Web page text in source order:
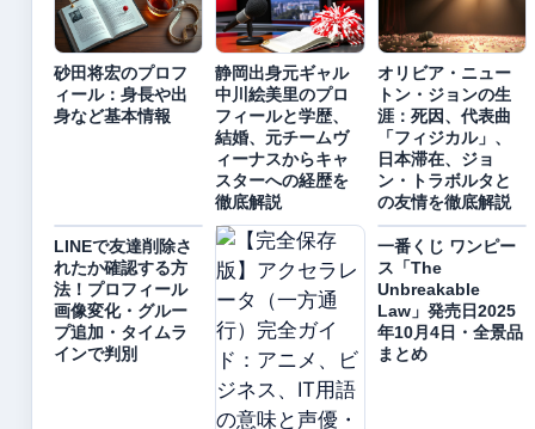
砂田将宏のプロフ
ィール：身長や出
身など基本情報
静岡出身元ギャル
中川絵美里のプロ
フィールと学歴、
結婚、元チームヴ
ィーナスからキャ
スターへの経歴を
徹底解説
オリビア・ニュー
トン・ジョンの生
涯：死因、代表曲
「フィジカル」、
日本滞在、ジョ
ン・トラボルタと
の友情を徹底解説
LINEで友達削除さ
れたか確認する方
法！プロフィール
画像変化・グルー
プ追加・タイムラ
インで判別
一番くじ ワンピー
ス「The
Unbreakable
Law」発売日2025
年10月4日・全景品
まとめ